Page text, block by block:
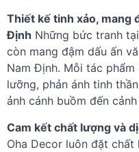
Thiết kế tinh xảo, mang
Định Những bức tranh
còn mang đậm dấu ấn
Nam Định. Mỗi tác
lưỡng, phản ánh tinh
ảnh cánh buồm đến
Cam kết chất lượng và
Oha Decor luôn đặt